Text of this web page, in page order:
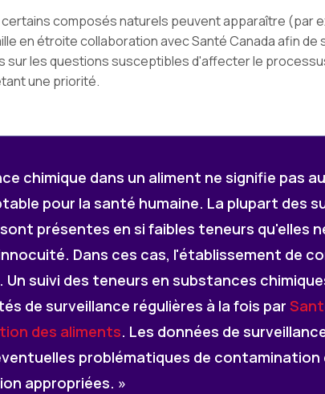
composés naturels peuvent apparaître (par
en étroite collaboration avec Santé Canada afin
sur les questions susceptibles d'affecter le
une priorité.
chimique dans un aliment ne signifie pas
pour la santé humaine. La plupart des
présentes en si faibles teneurs qu'elles
Dans ces cas, l'établissement de
suivi des teneurs en substances
de surveillance régulières à la fois par
des aliments. Les données de
problématiques de contamination
appropriées. »